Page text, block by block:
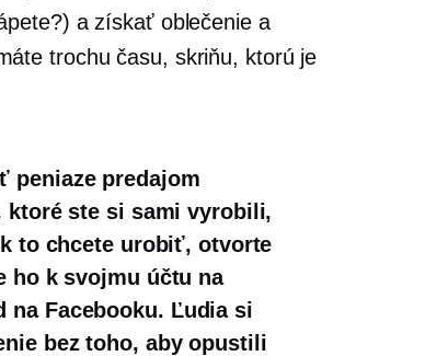
a získať oblečenie a
trochu času, skriňu, ktorú je
peniaze predajom
ktoré ste si sami vyrobili,
to chcete urobiť, otvorte
ho k svojmu účtu na
na Facebooku. Ľudia si
bez toho, aby opustili